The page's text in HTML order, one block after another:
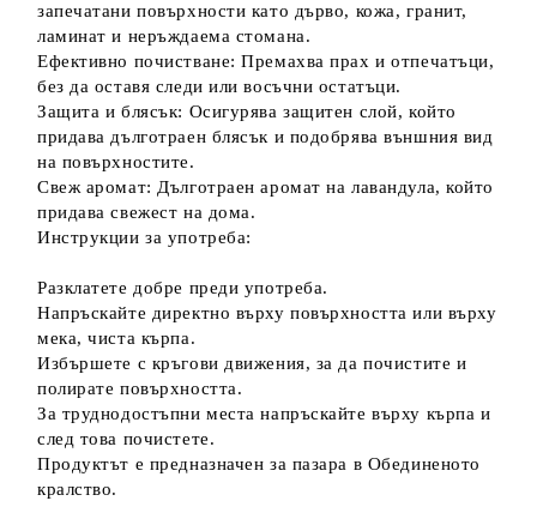
запечатани повърхности като дърво, кожа, гранит,
ламинат и неръждаема стомана.
Ефективно почистване: Премахва прах и отпечатъци,
без да оставя следи или восъчни остатъци.
Защита и блясък: Осигурява защитен слой, който
придава дълготраен блясък и подобрява външния вид
на повърхностите.
Свеж аромат: Дълготраен аромат на лавандула, който
придава свежест на дома.
Инструкции за употреба:
Разклатете добре преди употреба.
Напръскайте директно върху повърхността или върху
мека, чиста кърпа.
Избършете с кръгови движения, за да почистите и
полирате повърхността.
За труднодостъпни места напръскайте върху кърпа и
след това почистете.
Продуктът е предназначен за пазара в Обединеното
кралство.